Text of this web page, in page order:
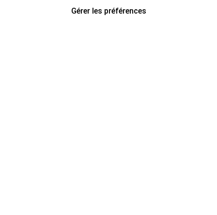
Gérer les préférences